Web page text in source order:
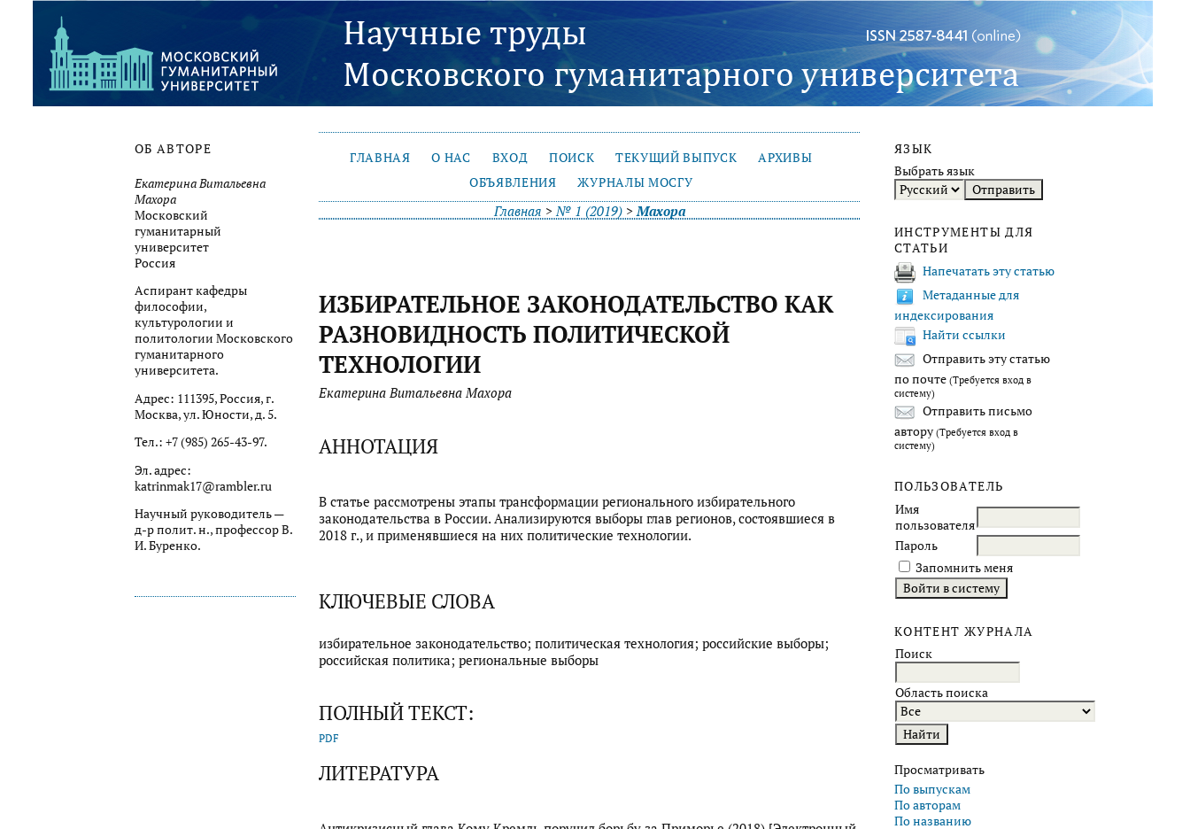
ОБ АВТОРЕ
Екатерина Витальевна
Махора
Московский
гуманитарный
университет
Россия
Аспирант кафедры
философии,
культурологии и
политологии Московского
гуманитарного
университета.
Адрес: 111395, Россия, г.
Москва, ул. Юности, д. 5.
Тел.: +7 (985) 265-43-97.
Эл. адрес:
katrinmak17@rambler.ru
Научный руководитель —
д-р полит. н., профессор В.
И. Буренко.
ЯЗЫК
Выбрать язык
ИНСТРУМЕНТЫ ДЛЯ
СТАТЬИ
Напечатать эту статью
Метаданные для
индексирования
Найти ссылки
Отправить эту статью
по почте (Требуется вход в
систему)
Отправить письмо
автору (Требуется вход в
систему)
ПОЛЬЗОВАТЕЛЬ
Имя
пользователя
Пароль
Запомнить меня
КОНТЕНТ ЖУРНАЛА
Поиск
Область поиска
Просматривать
По выпускам
По авторам
По названию
ГЛАВНАЯ О НАС ВХОД ПОИСК ТЕКУЩИЙ ВЫПУСК
АРХИВЫ
ОБЪЯВЛЕНИЯ
ЖУРНАЛЫ МОСГУ
Главная >№ 1 (2019)>Махора
ИЗБИРАТЕЛЬНОЕ ЗАКОНОДАТЕЛЬСТВО КАК
РАЗНОВИДНОСТЬ ПОЛИТИЧЕСКОЙ
ТЕХНОЛОГИИ
Екатерина Витальевна Махора
АННОТАЦИЯ
В статье рассмотрены этапы трансформации регионального избирательного
законодательства в России. Анализируются выборы глав регионов, состоявшиеся в
2018 г., и применявшиеся на них политические технологии.
КЛЮЧЕВЫЕ СЛОВА
избирательное законодательство; политическая технология; российские выборы;
российская политика; региональные выборы
ПОЛНЫЙ ТЕКСТ:
PDF
ЛИТЕРАТУРА